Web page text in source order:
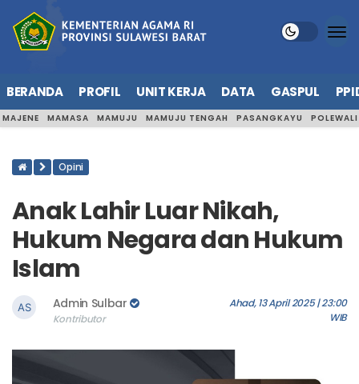
BERANDA PROFIL UNIT KERJA DATA GASPUL
MAJENE MAMASA MAMUJU MAMUJU TENGAH PASANGKAYU
Opini
Anak Lahir Luar Nikah,
Hukum Negara dan Hukum
Islam
Admin Sulbar
Kontributor
Ahad, 13 April 2025 | 23:00
WIB